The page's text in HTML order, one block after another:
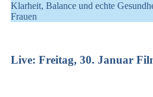
Klarheit, Balance und echte
Frauen
Live: Freitag, 30. Januar